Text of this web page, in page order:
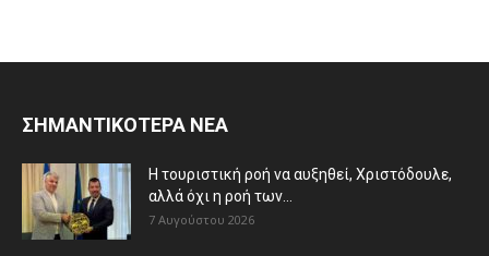
ΣΗΜΑΝΤΙΚΟΤΕΡΑ ΝΕΑ
Η τουριστική ροή να αυξηθεί, Χριστόδουλε,
αλλά όχι η ροή των...
7 Αυγούστου 2026